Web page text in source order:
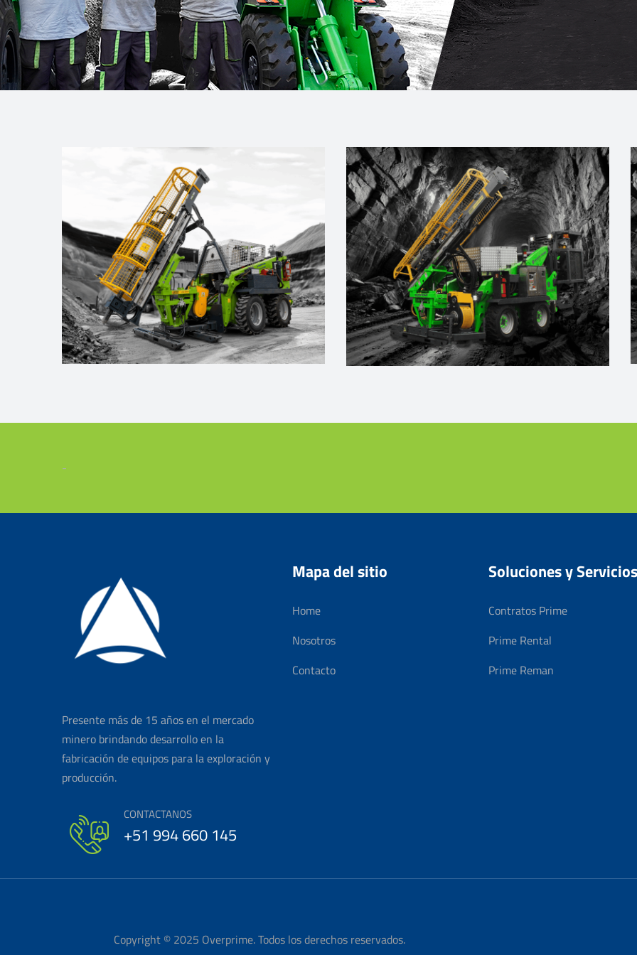
-
Presente más de 15 años en el mercado
minero brindando desarrollo en la
fabricación de equipos para la exploración y
producción.
CONTACTANOS
+51 994 660 145
Mapa del sitio
Home
Nosotros
Contacto
Soluciones y Servicios
Contratos Prime
Prime Rental
Prime Reman
Copyright © 2025 Overprime. Todos los derechos reservados.